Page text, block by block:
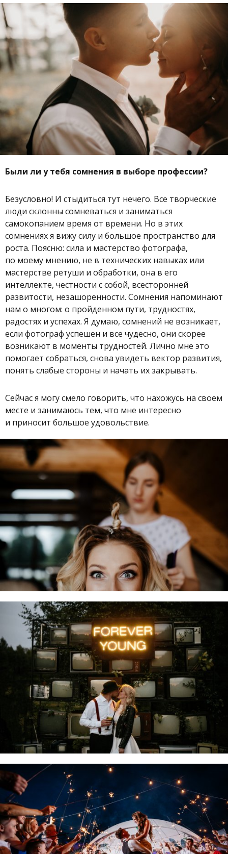
Были ли у тебя сомнения в выборе профессии?
Безусловно! И стыдиться тут нечего. Все творческие
люди склонны сомневаться и заниматься
самокопанием время от времени. Но в этих
сомнениях я вижу силу и большое пространство для
роста. Поясню: сила и мастерство фотографа,
по моему мнению, не в технических навыках или
мастерстве ретуши и обработки, она в его
интеллекте, честности с собой, всесторонней
развитости, незашоренности. Сомнения напоминают
нам о многом: о пройденном пути, трудностях,
радостях и успехах. Я думаю, сомнений не возникает,
если фотограф успешен и все чудесно, они скорее
возникают в моменты трудностей. Лично мне это
помогает собраться, снова увидеть вектор развития,
понять слабые стороны и начать их закрывать.
Сейчас я могу смело говорить, что нахожусь на своем
месте и занимаюсь тем, что мне интересно
и приносит большое удовольствие.